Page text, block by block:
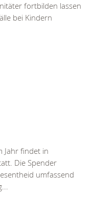
fortbilden lassen
bei Kindern
Jahr findet in
Die Spender
umfassend